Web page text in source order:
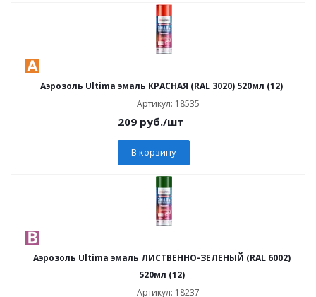
Аэрозоль Ultima эмаль КРАСНАЯ (RAL 3020) 520мл (12)
Артикул: 18535
209 руб./шт
В корзину
Аэрозоль Ultima эмаль ЛИСТВЕННО-ЗЕЛЕНЫЙ (RAL 6002)
520мл (12)
Артикул: 18237